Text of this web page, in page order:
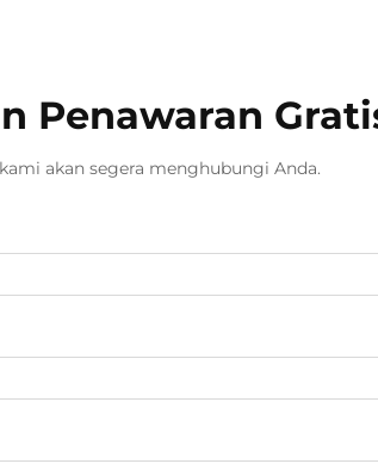
Penawaran
akan segera menghubungi Anda.